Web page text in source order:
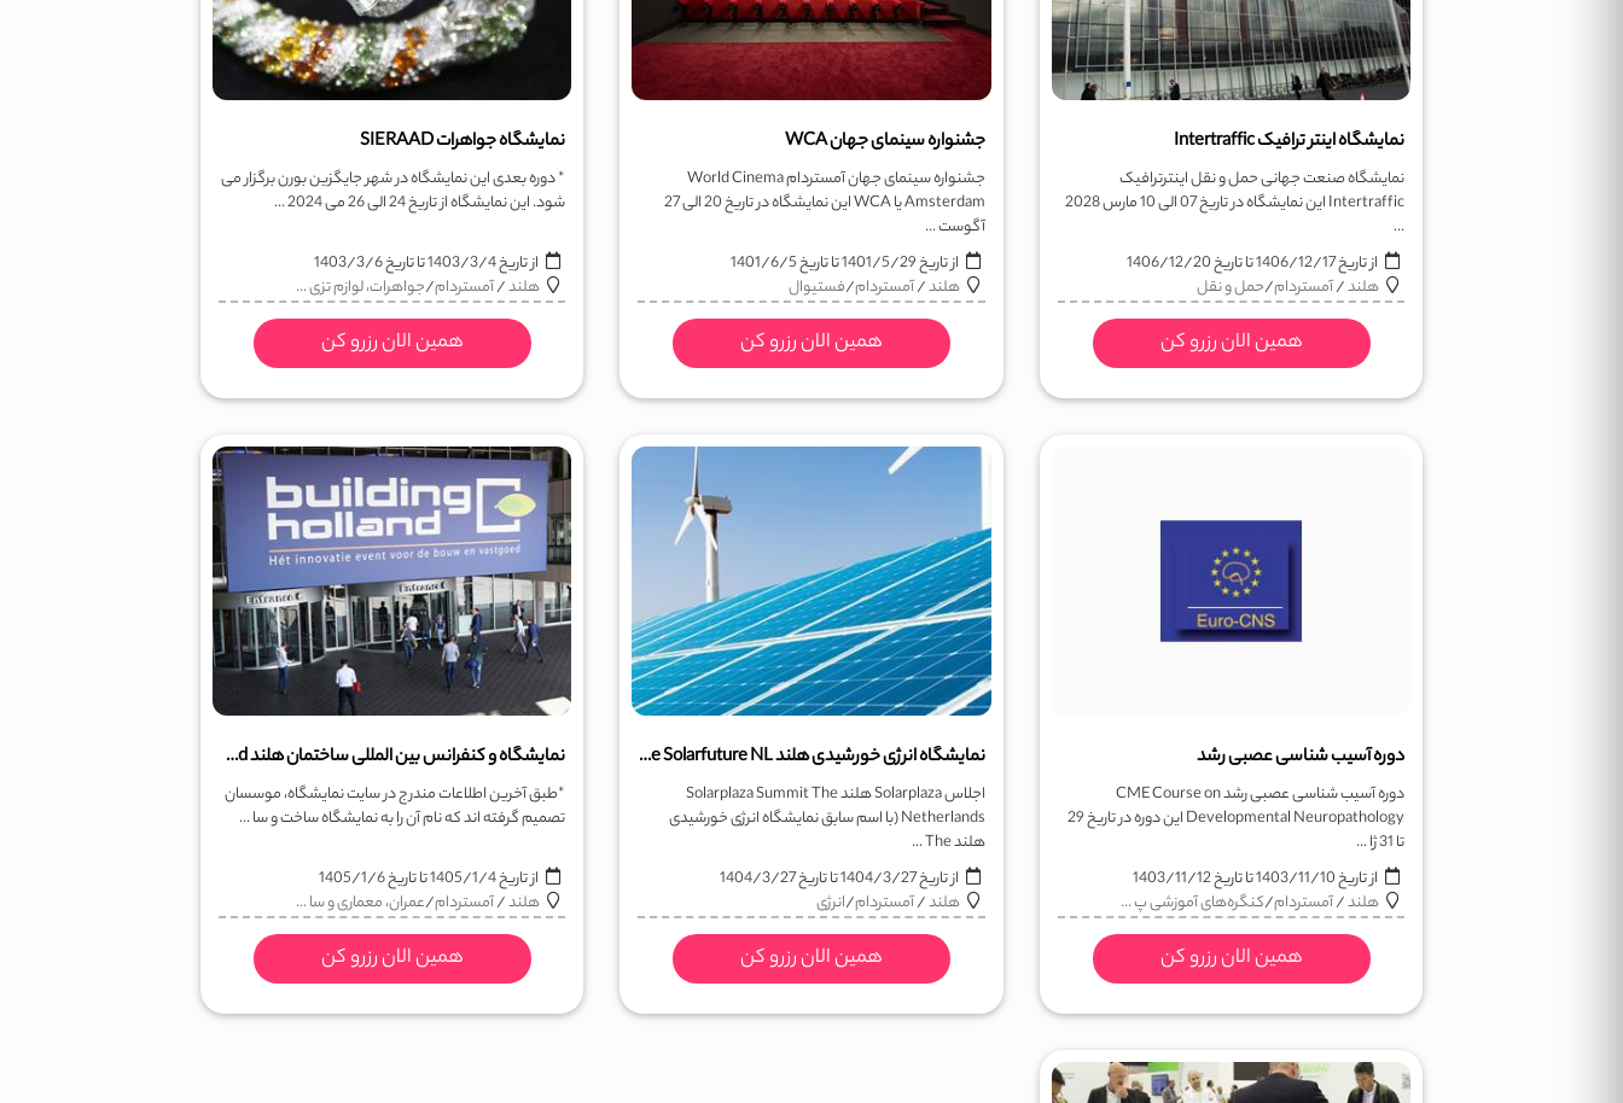
نمایشگاه اینتر ترافیک Intertraffic
نمایشگاه صنعت جهانی حمل و نقل اینترترافیک
Intertraffic این نمایشگاه در تاریخ 07 الی 10 مارس 2028
...
از تاریخ1406/12/17تا تاریخ1406/12/20
هلند/آمستردام/حمل و نقل
همین الان رزرو کن
جشنواره سینمای جهان WCA
جشنواره سینمای جهان آمستردام World Cinema
Amsterdam یا WCA این نمایشگاه در تاریخ 20 الی 27
آگوست ...
از تاریخ1401/5/29تا تاریخ1401/6/5
هلند/آمستردام/فستيوال
همین الان رزرو کن
نمایشگاه جواهرات SIERAAD
* دوره بعدی این نمایشگاه در شهر جایگزین بورن برگزار می
شود. این نمایشگاه از تاریخ 24 الی 26 می 2024 ...
از تاریخ1403/3/4تا تاریخ1403/3/6
هلند/آمستردام/جواهرات، لوازم تزی ...
همین الان رزرو کن
دوره آسیب شناسی عصبی رشد
دوره آسیب شناسی عصبی رشد CME Course on
Developmental Neuropathology این دوره در تاریخ 29
تا 31 ژا ...
از تاریخ1403/11/10تا تاریخ1403/11/12
هلند/آمستردام/کنگره‌های آموزشی پ ...
همین الان رزرو کن
نمایشگاه انرژی خورشیدی هلند The Solarfuture NL
اجلاس Solarplaza هلند Solarplaza Summit The
Netherlands (با اسم سابق نمایشگاه انرژی خورشیدی
هلند The ...
از تاریخ1404/3/27تا تاریخ1404/3/27
هلند/آمستردام/انرژی
همین الان رزرو کن
نمایشگاه و کنفرانس بین المللی ساختمان هلند Building Holland
*طبق آخرین اطلاعات مندرج در سایت نمایشگاه، موسسان
تصمیم گرفته اند که نام آن را به نمایشگاه ساخت و سا ...
از تاریخ1405/1/4تا تاریخ1405/1/6
هلند/آمستردام/عمران، معماری و سا ...
همین الان رزرو کن